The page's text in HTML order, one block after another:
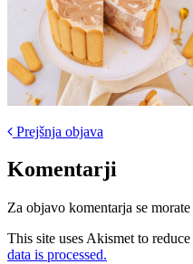
Post
navigation
Prejšnja objava
Komentarji
Za objavo komentarja se morate
This site uses Akismet to reduce
data is processed.